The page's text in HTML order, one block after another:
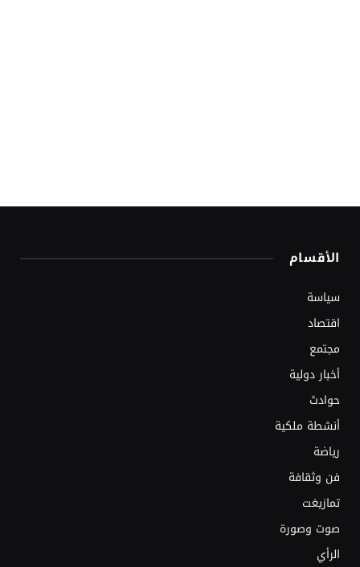
الأقسام
سياسة
اقتصاد
مجتمع
أخبار دولية
حوادث
أنشطة ملكية
رياضة
فن وثقافة
تمازيغت
صوت وصورة
الرأي